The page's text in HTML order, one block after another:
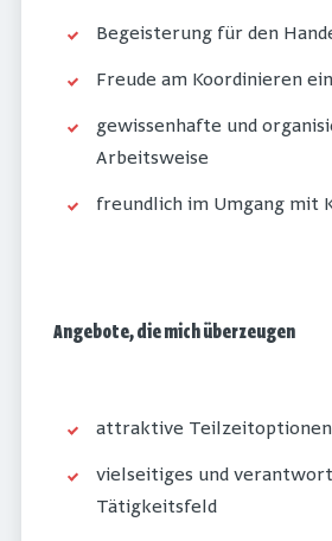
Begeisterung für den
Freude am Koordinieren
gewissenhafte und
Arbeitsweise
freundlich im Umgang mit
Angebote, die mich überzeugen
attraktive Teilzeitoptionen
vielseitiges und
Tätigkeitsfeld